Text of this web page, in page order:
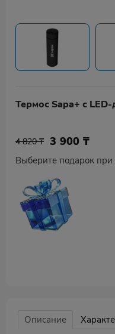
Термос Sapa+ с
4 820 ₸ 3 900₸
Выберите подарок
Описание